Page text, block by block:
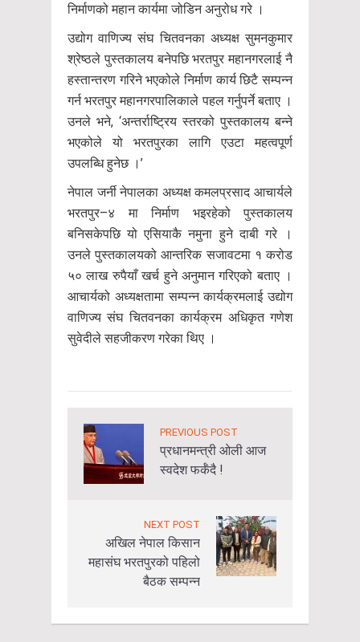
निर्माणको महान कार्यमा जोडिन अनुरोध गरे ।
उद्योग वाणिज्य संघ चितवनका अध्यक्ष सुमनकुमार
श्रेष्ठले पुस्तकालय बनेपछि भरतपुर महानगरलाई नै
हस्तान्तरण गरिने भएकोले निर्माण कार्य छिटै सम्पन्न
गर्न भरतपुर महानगरपालिकाले पहल गर्नुपर्ने बताए ।
उनले भने, ‘अन्तर्राष्ट्रिय स्तरको पुस्तकालय बन्ने
भएकोले यो भरतपुरका लागि एउटा महत्वपूर्ण
उपलब्धि हुनेछ ।’
नेपाल जर्नी नेपालका अध्यक्ष कमलप्रसाद आचार्यले
भरतपुर–४ मा निर्माण भइरहेको पुस्तकालय
बनिसकेपछि यो एसियाकै नमुना हुने दाबी गरे ।
उनले पुस्तकालयको आन्तरिक सजावटमा १ करोड
५० लाख रुपैयाँ खर्च हुने अनुमान गरिएको बताए ।
आचार्यको अध्यक्षतामा सम्पन्न कार्यक्रमलाई उद्योग
वाणिज्य संघ चितवनका कार्यक्रम अधिकृत गणेश
सुवेदीले सहजीकरण गरेका थिए ।
PREVIOUS POST
प्रधानमन्त्री ओली आज
स्वदेश फर्कँदै !
NEXT POST
अखिल नेपाल किसान
महासंघ भरतपुरको पहिलो
बैठक सम्पन्न